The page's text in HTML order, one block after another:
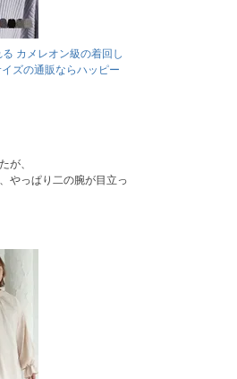
カメレオン級の着回し
ズの通販ならハッピー
が、
やっぱり二の腕が目立っ